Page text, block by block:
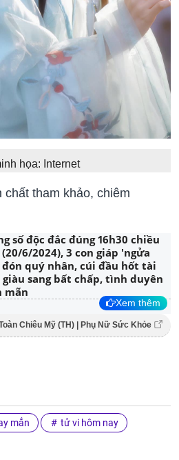
họa: Internet
tham khảo, chiêm
số độc đắc đúng 16h30 chiều
6/2024), 3 con giáp 'ngửa
quý nhân, cúi đầu hốt tài
giàu sang bất chấp, tình duyên
mãn
Xem thêm
Chiêu Mỹ (TH) | Phụ Nữ Sức Khỏe
mắn tử vi hôm nay